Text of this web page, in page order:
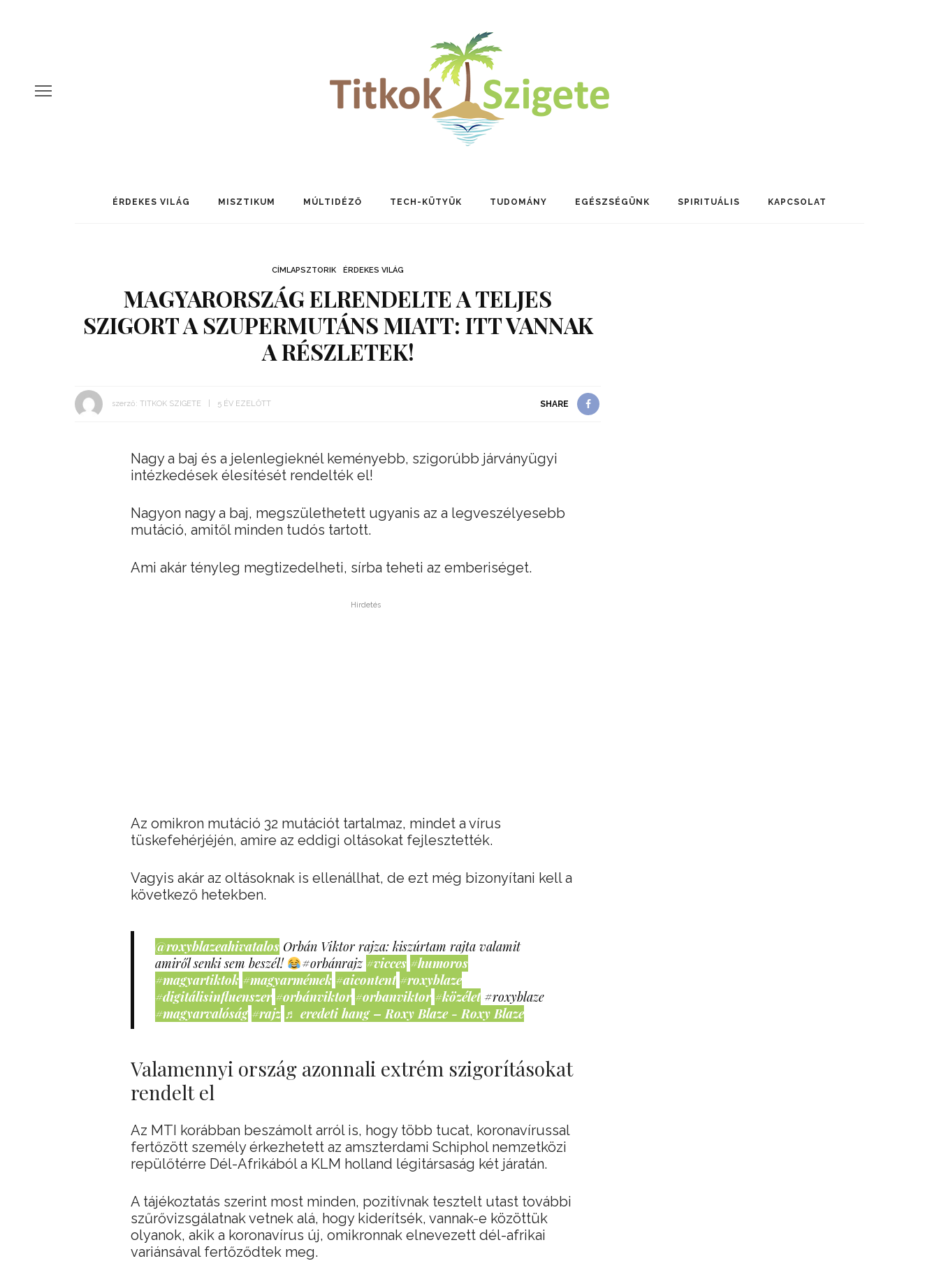
ÉRDEKES VILÁG MISZTIKUM MÚLTIDÉZŐ TECH-KÜTYÜK TUDOMÁNY EGÉSZSÉGÜNK SPIRITUÁLIS KAPCSOLAT
CÍMLAPSZTORIK ÉRDEKES VILÁG
MAGYARORSZÁG ELRENDELTE A TELJES
SZIGORT A SZUPERMUTÁNS MIATT: ITT VANNAK
A RÉSZLETEK!
szerző: TITKOK SZIGETE 5 ÉV EZELŐTT SHARE
Nagy a baj és a jelenlegieknél keményebb, szigorúbb járványügyi
intézkedések élesítését rendelték el!
Nagyon nagy a baj, megszülethetett ugyanis az a legveszélyesebb
mutáció, amitől minden tudós tartott.
Ami akár tényleg megtizedelheti, sírba teheti az emberiséget.
Hirdetés
Az omikron mutáció 32 mutációt tartalmaz, mindet a vírus
tüskefehérjéjén, amire az eddigi oltásokat fejlesztették.
Vagyis akár az oltásoknak is ellenállhat, de ezt még bizonyítani kell a
következő hetekben.
@roxyblazeahivatalos Orbán Viktor rajza: kiszúrtam rajta valamit
amiről senki sem beszél!
#orbánrajz #vicces #humoros
#magyartiktok #magyarmémek #aicontent #roxyblaze
#digitálisinfluenszer #orbánviktor #orbanviktor #közélet #roxyblaze
#magyarvalóság #rajz ♬ eredeti hang – Roxy Blaze - Roxy Blaze
Valamennyi ország azonnali extrém szigorításokat
rendelt el
Az MTI korábban beszámolt arról is, hogy több tucat, koronavírussal
fertőzött személy érkezhetett az amszterdami Schiphol nemzetközi
repülőtérre Dél-Afrikából a KLM holland légitársaság két járatán.
A tájékoztatás szerint most minden, pozitívnak tesztelt utast további
szűrővizsgálatnak vetnek alá, hogy kiderítsék, vannak-e közöttük
olyanok, akik a koronavírus új, omikronnak elnevezett dél-afrikai
variánsával fertőződtek meg.